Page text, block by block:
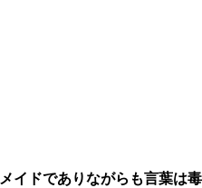
イドでありながらも言葉は毒